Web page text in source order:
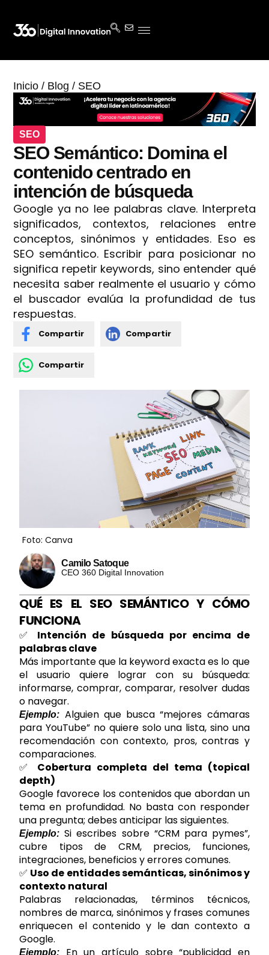
Inicio / Blog / SEO
SEO
SEO Semántico: Domina el
contenido centrado en
intención de búsqueda
Google ya no lee palabras clave. Interpreta
significados, contextos, relaciones entre
conceptos, sinónimos y entidades. Eso es
SEO semántico. Escribir para posicionar no
significa repetir keywords, sino entender qué
necesita saber realmente el usuario y cómo
el buscador evalúa la profundidad de tus
respuestas.
Compartir Compartir
Compartir
Foto: Canva
Camilo Satoque
CEO 360 Digital Innovation
QUÉ ES EL SEO SEMÁNTICO Y CÓMO
FUNCIONA
✅ Intención de búsqueda por encima de
palabras clave
Más importante que la keyword exacta es lo que
el usuario quiere lograr con su búsqueda:
informarse, comprar, comparar, resolver dudas
o navegar.
Ejemplo: Alguien que busca “mejores cámaras
para YouTube” no quiere solo una lista, sino una
recomendación con contexto, pros, contras y
comparaciones.
✅ Cobertura completa del tema (topical
depth)
Google favorece los contenidos que abordan un
tema en profundidad. No basta con responder
una pregunta; debes anticipar las siguientes.
Ejemplo: Si escribes sobre “CRM para pymes”,
cubre tipos de CRM, precios, funciones,
integraciones, beneficios y errores comunes.
✅ Uso de entidades semánticas, sinónimos y
contexto natural
Palabras relacionadas, términos técnicos,
nombres de marca, sinónimos y frases comunes
enriquecen el contenido y le dan contexto a
Google.
Ejemplo: